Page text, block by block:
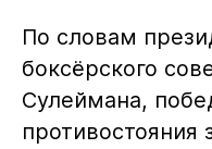
По словам
боксёрского
Сулеймана,
противостояния